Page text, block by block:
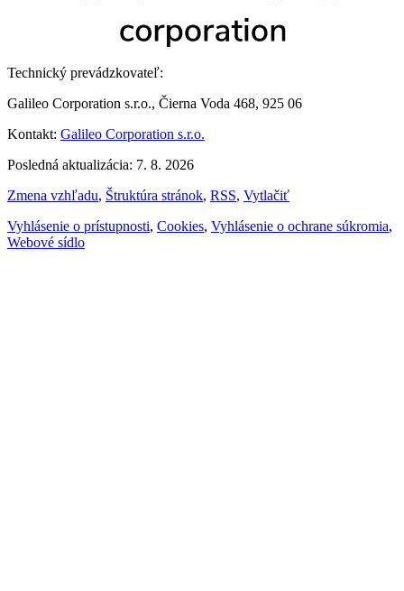
Technický prevádzkovateľ:
Galileo Corporation s.r.o., Čierna Voda 468, 925 06
Kontakt: Galileo Corporation s.r.o.
Posledná aktualizácia: 7. 8. 2026
Zmena vzhľadu, Štruktúra stránok, RSS, Vytlačiť
Vyhlásenie o prístupnosti, Cookies, Vyhlásenie o ochrane súkromia,
Webové sídlo